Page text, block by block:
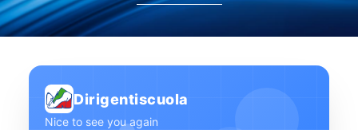
Dirigentiscuola
Nice to see you again